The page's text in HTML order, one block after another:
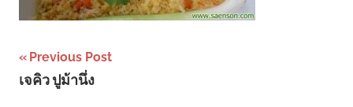
Post
navigation
Previous Post
เจคิว ปูม้านึ่ง